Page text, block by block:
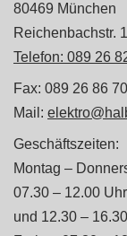
80469 München
Reichenbachstr.
Telefon: 089 26
Fax: 089 26 86 70
Mail:
Geschäftszeiten:
Montag –
07.30 – 12.00 Uhr
und 12.30 –